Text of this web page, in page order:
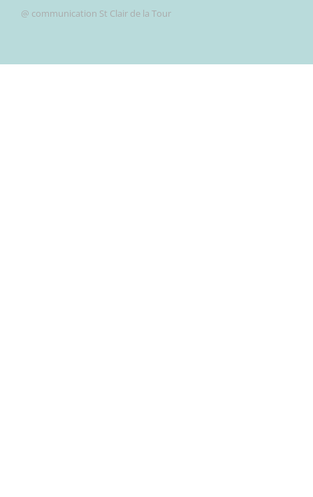
@ communication St Clair de la Tour